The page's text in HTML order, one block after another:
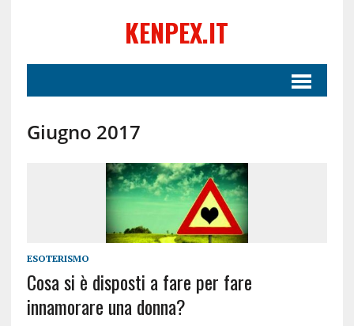
KENPEX.IT
Giugno 2017
ESOTERISMO
Cosa si è disposti a fare per fare
innamorare una donna?